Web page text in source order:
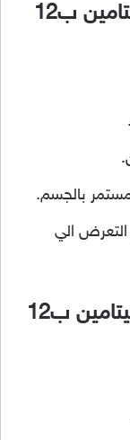
علامات اخري تدل علي نقص فيتامين ب12
بالجسم.
التعرض الي
من مضاعفات الاصابة بنقص فيتامين ب12